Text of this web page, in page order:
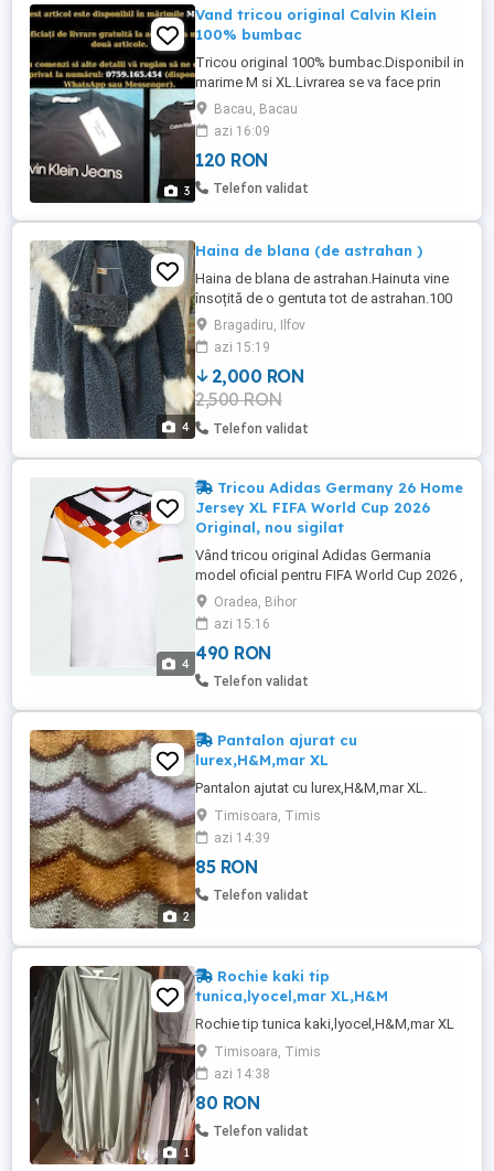
3
Vand tricou original Calvin Klein
100% bumbac
Tricou original 100% bumbac.Disponibil in
marime M si XL.Livrarea se va face prin
curier cu plata ramburs suportata de
cumparator.La 2 articole cumparate aveti
transportul gratuit!
Bacau, Bacau
azi 16:09
120 RON
Telefon validat
4
Haina de blana (de astrahan )
Haina de blana de astrahan.Hainuta vine
însoțită de o gentuta tot de astrahan.100
la 100 naturală.Se potrivește pe or ce
mărime. A fost îmbrăcată o singura data.
Bragadiru, Ilfov
azi 15:19
2,000 RON
2,500 RON
Telefon validat
4
Tricou Adidas Germany 26 Home
Jersey XL FIFA World Cup 2026
Original, nou sigilat
Vând tricou original Adidas Germania
model oficial pentru FIFA World Cup 2026 ,
varianta Home Jersey (KD8363). Produs
100% autentic, adus din magazinul oficial
Adidas, nou, sigilat, cu toate etichetele și
ambalajul intact. Model: Germany 26
Home Jersey Cod produs: KD8363
Oradea, Bihor
azi 15:16
490 RON
Telefon validat
2
Pantalon ajurat cu
lurex,H&M,mar XL
Pantalon ajutat cu lurex,H&M,mar XL.
Timisoara, Timis
azi 14:39
85 RON
Telefon validat
1
Rochie kaki tip
tunica,lyocel,mar XL,H&M
Rochie tip tunica kaki,lyocel,H&M,mar XL
Timisoara, Timis
azi 14:38
80 RON
Telefon validat